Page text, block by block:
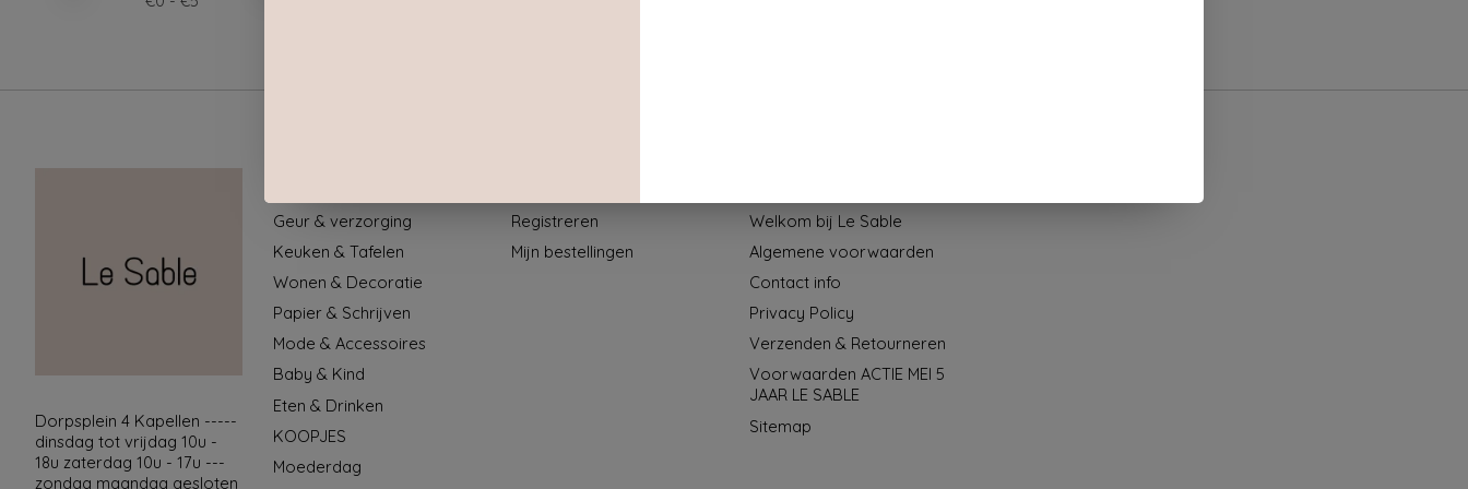
Dorpsplein 4 Kapellen -----
dinsdag tot vrijdag 10u -
18u zaterdag 10u - 17u ---
zondag maandag gesloten
Geur & verzorging
Keuken & Tafelen
Wonen & Decoratie
Papier & Schrijven
Mode & Accessoires
Baby & Kind
Eten & Drinken
KOOPJES
Moederdag
Registreren
Mijn bestellingen
Welkom bij Le Sable
Algemene voorwaarden
Contact info
Privacy Policy
Verzenden & Retourneren
Voorwaarden ACTIE MEI 5
JAAR LE SABLE
Sitemap